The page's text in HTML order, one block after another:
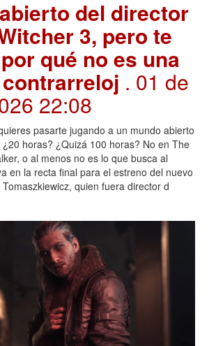
del director
3, pero te
qué no es una
. 01 de
22:08
pasarte jugando a un mundo abierto
horas? ¿Quizá 100 horas? No en The
o al menos no es lo que busca al
en la recta final para el estreno del nuevo
quien fuera director d